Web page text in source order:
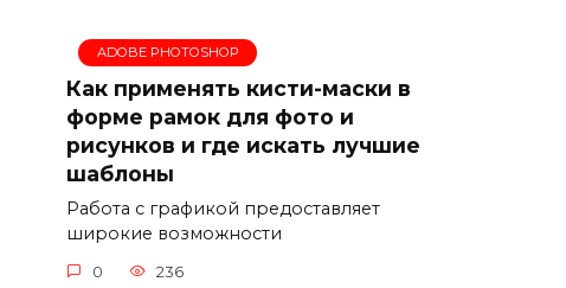
ADOBE PHOTOSHOP
Как применять кисти-маски в
форме рамок для фото и
рисунков и где искать лучшие
шаблоны
Работа с графикой предоставляет
широкие возможности
0 236